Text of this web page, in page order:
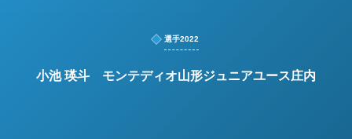
選手2022
小池 瑛斗 モンテディオ山形ジュニアユース庄内